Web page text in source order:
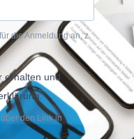
die Anmeldung an, z.
erhalten und
den Link in